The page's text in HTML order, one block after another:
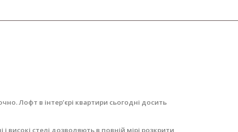
Лофт в інтер’єрі квартири сьогодні досить
високі стелі дозволяють в повній мірі розкрити